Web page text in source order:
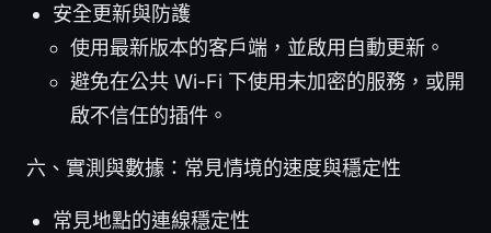
安全更新與防護
使用最新版本的客戶端，並啟用自動更新。
避免在公共 Wi-Fi 下使用未加密的服務，或開
啟不信任的插件。
六、實測與數據：常見情境的速度與穩定性
常見地點的連線穩定性